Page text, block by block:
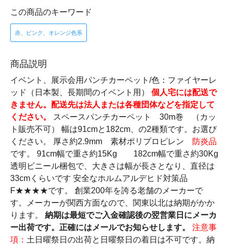
この商品のキーワード
赤、ピンク、オレンジ色系
商品説明
イベント、展示会用パンチカーペット/色：ファイヤーレ
ッド（日本製、長期間のイベント用） 個人宅には配送で
きません。配送先は法人または各種団体などを指定して
ください。
スペースパンチカーペット 30m巻 （カッ
ト販売不可） 幅は91cmと182cm、の2種類です。お選び
ください。 厚さ約2.9mm 素材ポリプロピレン
防炎品
です。 91cm幅で重さ約15Kg 182cm幅で重さ約30Kg
透明ビニール梱包で、大きさは幅が長さとなり、直径は
33cmくらいです 安全なホルムアルデヒド対策品
F★★★★です。 創業200年を誇る老舗のメーカーで
す。メーカーが関西方面なので、関東以北は納期がかか
ります。 納期は最短でご入金確認後の翌営業日にメーカ
ー出荷です。正確にはメールでお知らせします。
注意事
項： 土日曜祭日の出荷と日曜祭日の着日は不可です。納